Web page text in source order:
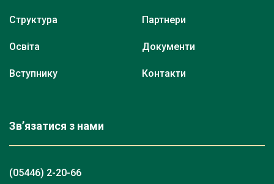
Структура
Освіта
Вступнику
Партнери
Документи
Контакти
Зв’язатися з нами
(05446) 2-20-66